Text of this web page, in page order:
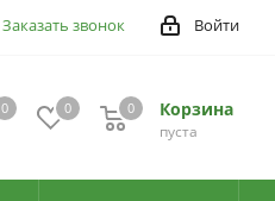
Войти
Заказать звонок
0 0 Корзина
0
пуста
0